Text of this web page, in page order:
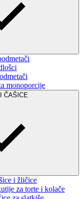
monoporcije
ČAŠICE
i žličice
za torte i kolače